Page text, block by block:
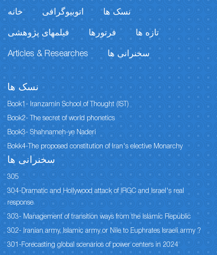
خانه اتوبیوگرافی نسک ها
فیلمهای پژوهشی فرتورها تازه ها
Articles & Researches سخنرانی ها
نسک ها
Book1- Iranzamin School of Thought (IST)
Book2- The secret of world phonetics
Book3- Shahnameh-ye Naderi
Bokk4-The proposed constitution of Iran's elective Monarchy
سخنرانی ها
305
304-Dramatic and Hollywood attack of IRGC and Israel's real
response
303- Management of transition ways from the Islamic Republic
302- Iranian army, Islamic army or Nile to Euphrates Israeli army ?
301-Forecasting global scenarios of power centers in 2024